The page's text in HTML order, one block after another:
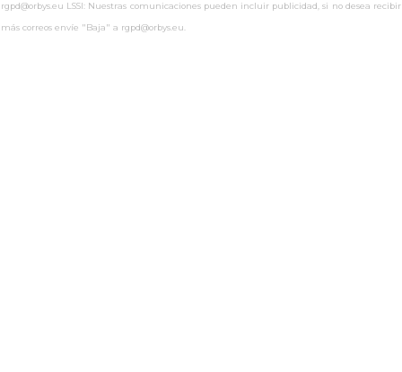
rgpd@orbys.eu LSSI: Nuestras comunicaciones pueden incluir publicidad, si no desea recibir
más correos envíe "Baja" a rgpd@orbys.eu.